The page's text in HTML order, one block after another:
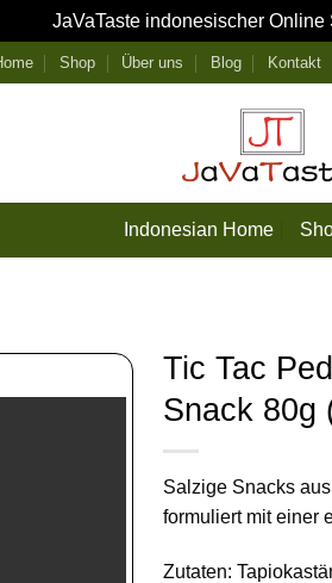
JaVaTaste indonesischer Online
Shop Über uns Blog Kontakt
Indonesian Home
Tic Tac
Snack 80g
Salzige Snacks
formuliert mit einer
Zutaten: